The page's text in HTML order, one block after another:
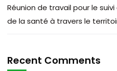
Réunion de travail pour le
de la santé à travers le
Recent Comments